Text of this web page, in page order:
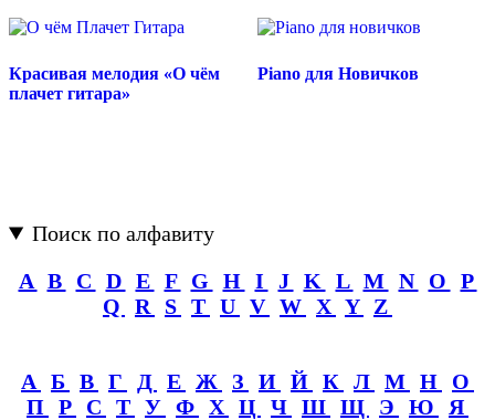
Красивая мелодия «О чём
плачет гитара»
Piano для Новичков
Поиск по алфавиту
A B C D E F G H I J K L M N O
P
Q
R S T U V W X Y Z
А Б В Г Д Е Ж З И Й К Л М Н
О
П Р С Т У Ф Х Ц Ч Ш Щ Э Ю Я